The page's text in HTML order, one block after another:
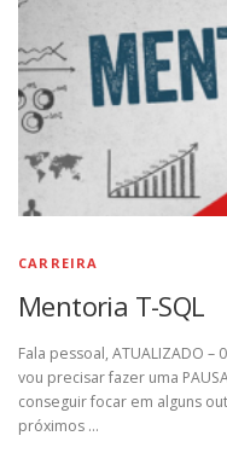
CARREIRA
Mentoria T-SQL
Fala pessoal, ATUALIZADO
vou precisar fazer uma
conseguir focar em alguns
próximos …